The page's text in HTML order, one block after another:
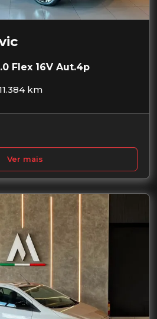
Flex 16V Aut.4p
km
Ver mais